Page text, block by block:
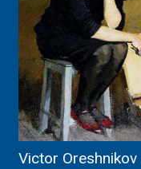
Victor